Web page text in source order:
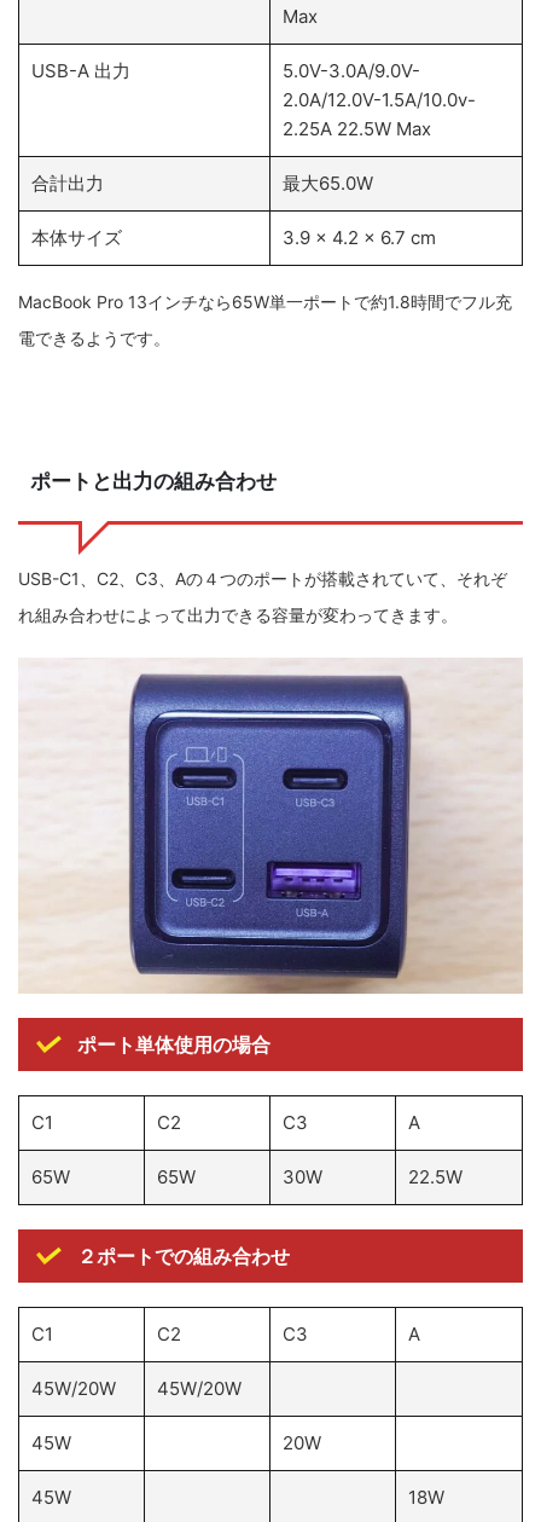
Max
USB-A 出力
5.0V-3.0A/9.0V-
2.0A/12.0V-1.5A/10.0v-
2.25A 22.5W Max
合計出力 最大65.0W
本体サイズ 3.9 x 4.2 x 6.7 cm
MacBook Pro 13インチなら65W単一ポートで約1.8時間でフル充
電できるようです。
ポートと出力の組み合わせ
USB-C1、C2、C3、Aの４つのポートが搭載されていて、それぞ
れ組み合わせによって出力できる容量が変わってきます。
ポート単体使用の場合
C1 C2 C3 A
65W 65W 30W 22.5W
２ポートでの組み合わせ
C1 C2 C3 A
45W/20W 45W/20W
45W 20W
45W 18W